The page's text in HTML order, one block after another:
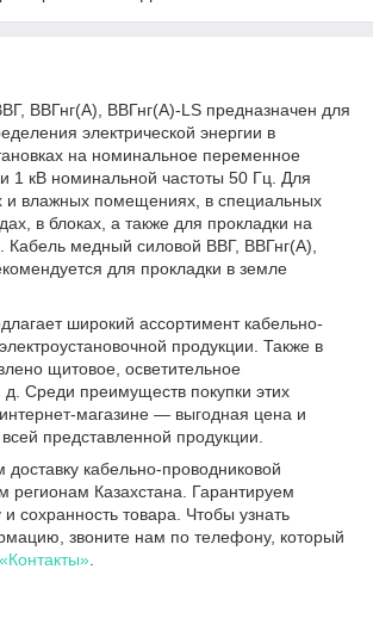
ВВГнг(А), ВВГнг(А)-LS предназначен для
электрической энергии в
на номинальное переменное
1 кВ номинальной частоты 50 Гц. Для
и влажных помещениях, в специальных
в блоках, а также для прокладки на
Кабель медный силовой ВВГ, ВВГнг(А),
для прокладки в земле
широкий ассортимент кабельно-
продукции. Также в
щитовое, осветительное
д. Среди преимуществ покупки этих
магазине — выгодная цена и
представленной продукции.
кабельно-проводниковой
регионам Казахстана. Гарантируем
сохранность товара. Чтобы узнать
звоните нам по телефону, который
«Контакты»